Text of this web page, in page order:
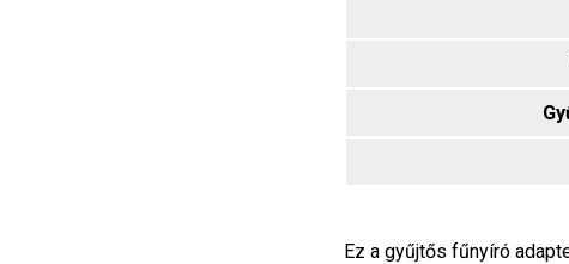
Ez a gyűjtős fűnyíró